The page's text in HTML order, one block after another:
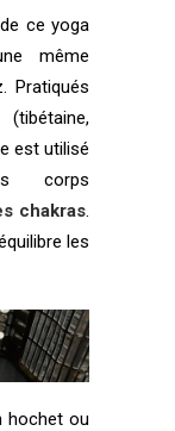
ce yoga
même
Pratiqués
est utilisé
corps
chakras.
les
hochet ou